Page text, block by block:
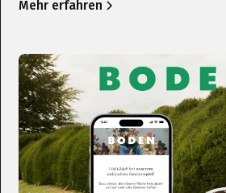
Mehr erfahren